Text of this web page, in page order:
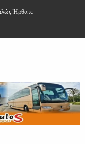
Ήρθατε